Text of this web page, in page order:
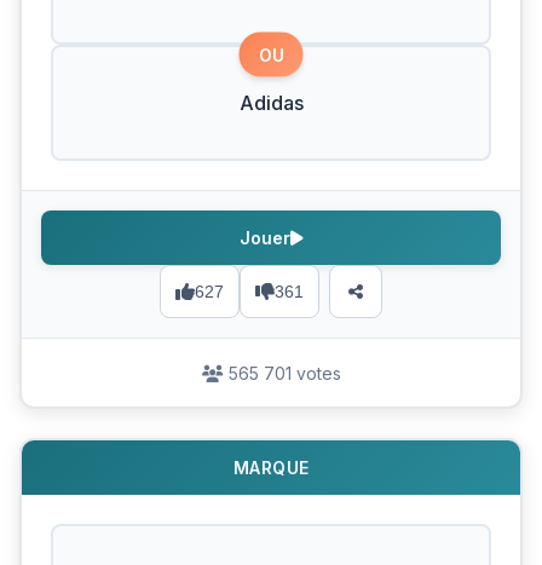
OU
Adidas
627 361
Jouer
565 701 votes
MARQUE